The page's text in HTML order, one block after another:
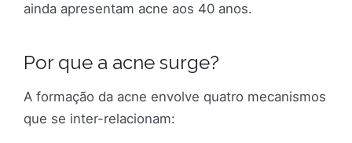
ainda apresentam acne aos 40 anos.
Por que a acne surge?
A formação da acne envolve quatro mecanismos
que se inter-relacionam: